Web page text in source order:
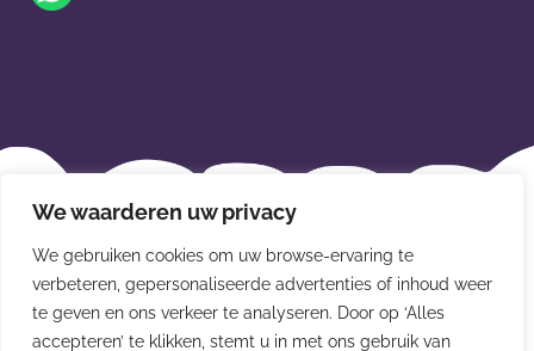
We waarderen uw privacy
We gebruiken cookies om uw browse-ervaring te
verbeteren, gepersonaliseerde advertenties of inhoud weer
te geven en ons verkeer te analyseren. Door op ‘Alles
accepteren’ te klikken, stemt u in met ons gebruik van
Beleidsverklaring
Privacybeleid
Disclaimer
Leveringsvoorwaarden